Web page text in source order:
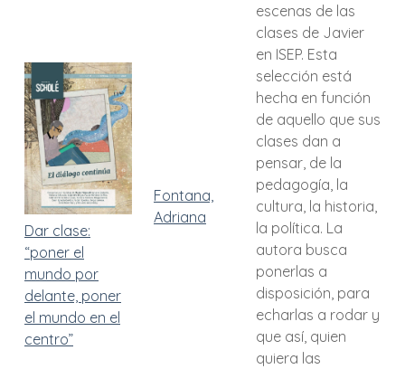
Dar clase:
“poner el
mundo por
delante, poner
el mundo en el
centro”
Fontana,
Adriana
escenas de las
clases de Javier
en ISEP. Esta
selección está
hecha en función
de aquello que sus
clases dan a
pensar, de la
pedagogía, la
cultura, la historia,
la política. La
autora busca
ponerlas a
disposición, para
echarlas a rodar y
que así, quien
quiera las